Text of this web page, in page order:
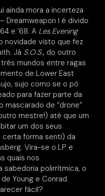
ainda mora a incerteza
Dreamweapon I é divido
e ’68. A Les Evening
novidade visto que fez
Já S.O.S., do outro
mundos entre ragas
de Lower East
sujo como se o pó
para fazer parte da
mascarado de “drone”
mestre!) até que um
um dos seus
forma senti) da
Vira-se o LP e
quais nos
sabedoria polirrítmica, o
Young e Conrad.
fácil?